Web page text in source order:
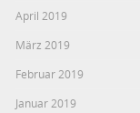
April 2019
März 2019
Februar 2019
Januar 2019